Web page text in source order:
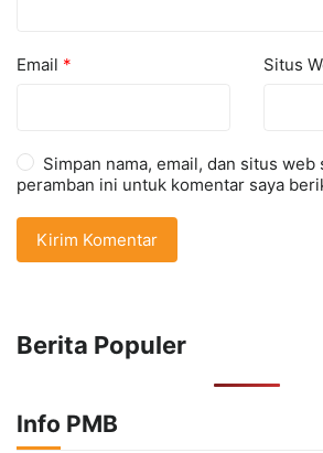
Email * Situs
Simpan nama, email, dan situs web
peramban ini untuk komentar saya
Berita Populer
Info PMB